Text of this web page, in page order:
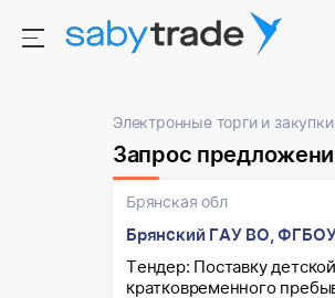
Электронные торги и закупки
Запрос
Брянская обл
Брянский ГАУ ВО,
Тендер: Поставку
кратковременного